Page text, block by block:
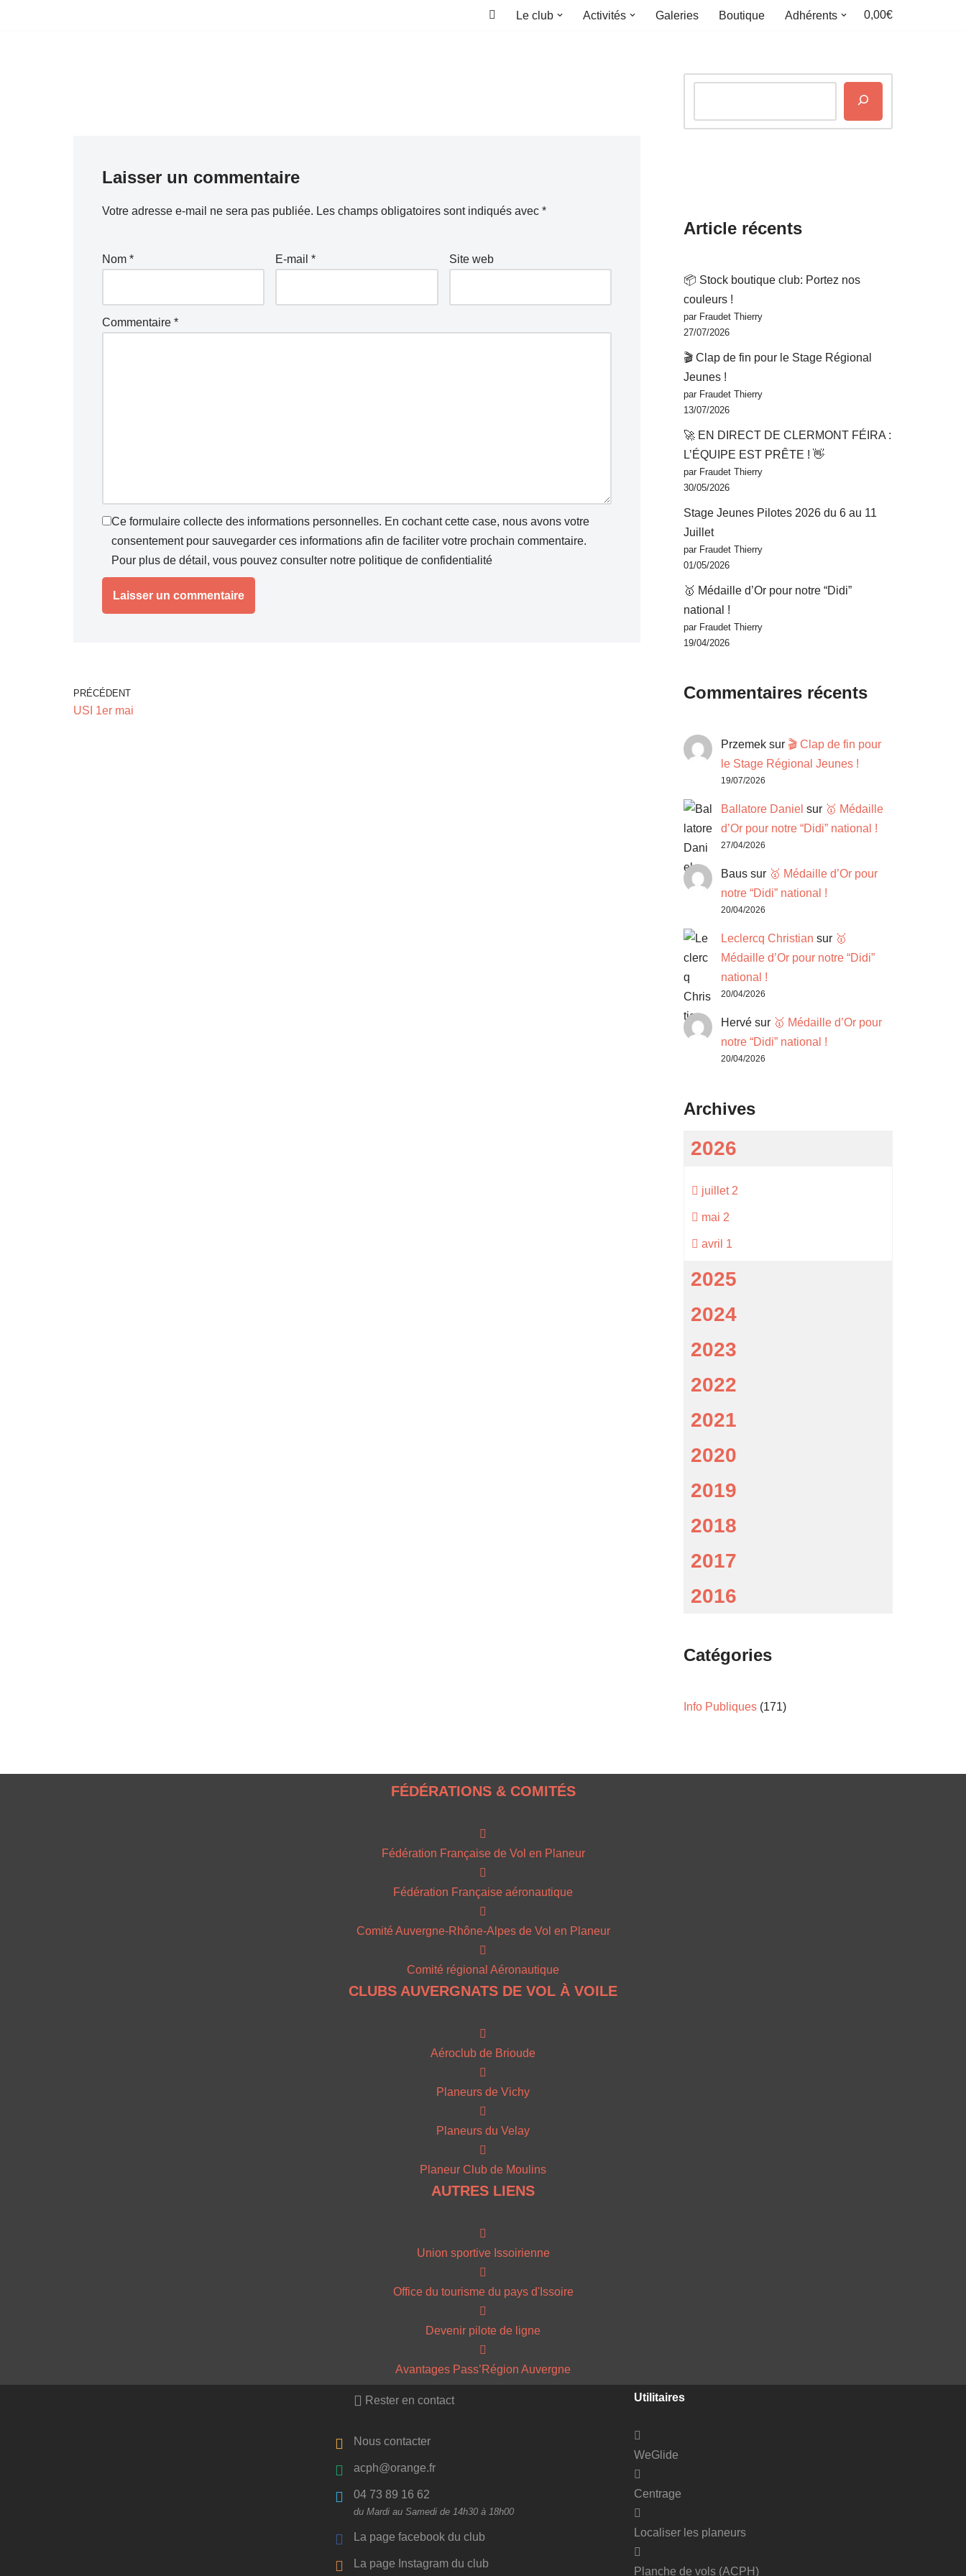
Accueil
Le club Activités Galeries Boutique Adhérents 0,00€
Laisser un commentaire
Votre adresse e-mail ne sera pas publiée. Les champs obligatoires sont indiqués avec *
Nom * E-mail* Site web
Commentaire *
Ce formulaire collecte des informations personnelles. En cochant cette case, nous avons votre
consentement pour sauvegarder ces informations afin de faciliter votre prochain commentaire.
Pour plus de détail, vous pouvez consulter notre politique de confidentialité
PRÉCÉDENT
USI 1er mai
Article récents
📦 Stock boutique club: Portez nos
couleurs !
par Fraudet Thierry
27/07/2026
🎬 Clap de fin pour le Stage Régional
Jeunes !
par Fraudet Thierry
13/07/2026
🚀 EN DIRECT DE CLERMONT FÉIRA :
L’ÉQUIPE EST PRÊTE ! 👋
par Fraudet Thierry
30/05/2026
Stage Jeunes Pilotes 2026 du 6 au 11
Juillet
par Fraudet Thierry
01/05/2026
🥇 Médaille d’Or pour notre “Didi”
national !
par Fraudet Thierry
19/04/2026
Commentaires récents
Przemek sur 🎬 Clap de fin pour
le Stage Régional Jeunes !
19/07/2026
Ballatore Daniel sur 🥇 Médaille
d’Or pour notre “Didi” national !
27/04/2026
Baus sur 🥇 Médaille d’Or pour
notre “Didi” national !
20/04/2026
Leclercq Christian sur 🥇
Médaille d’Or pour notre “Didi”
national !
20/04/2026
Hervé sur 🥇 Médaille d’Or pour
notre “Didi” national !
20/04/2026
Archives
2026
juillet 2
mai 2
avril 1
2025
2024
2023
2022
2021
2020
2019
2018
2017
2016
Catégories
Info Publiques (171)
FÉDÉRATIONS & COMITÉS
Fédération Française de Vol en Planeur
Fédération Française aéronautique
Comité Auvergne-Rhône-Alpes de Vol en Planeur
Comité régional Aéronautique
CLUBS AUVERGNATS DE VOL À VOILE
Aéroclub de Brioude
Planeurs de Vichy
Planeurs du Velay
Planeur Club de Moulins
AUTRES LIENS
Union sportive Issoirienne
Office du tourisme du pays d'Issoire
Devenir pilote de ligne
Avantages Pass’Région Auvergne
Rester en contact
Nous contacter
acph@orange.fr
04 73 89 16 62
du Mardi au Samedi de 14h30 à 18h00
La page facebook du club
La page Instagram du club
Utilitaires
WeGlide
Centrage
Localiser les planeurs
Planche de vols (ACPH)